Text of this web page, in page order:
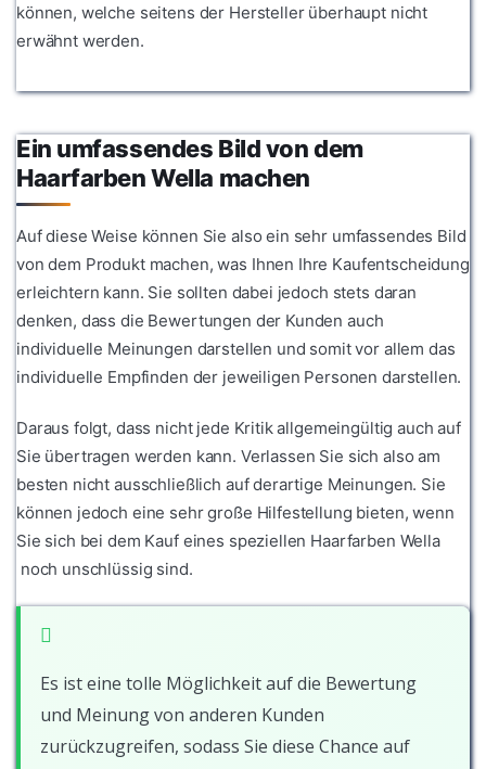
können, welche seitens der Hersteller überhaupt nicht
erwähnt werden.
Ein umfassendes Bild von dem
Haarfarben Wella machen
Auf diese Weise können Sie also ein sehr umfassendes Bild
von dem Produkt machen, was Ihnen Ihre Kaufentscheidung
erleichtern kann. Sie sollten dabei jedoch stets daran
denken, dass die Bewertungen der Kunden auch
individuelle Meinungen darstellen und somit vor allem das
individuelle Empfinden der jeweiligen Personen darstellen.
Daraus folgt, dass nicht jede Kritik allgemeingültig auch auf
Sie übertragen werden kann. Verlassen Sie sich also am
besten nicht ausschließlich auf derartige Meinungen. Sie
können jedoch eine sehr große Hilfestellung bieten, wenn
Sie sich bei dem Kauf eines speziellen Haarfarben Wella
noch unschlüssig sind.
Es ist eine tolle Möglichkeit auf die Bewertung
und Meinung von anderen Kunden
zurückzugreifen, sodass Sie diese Chance auf